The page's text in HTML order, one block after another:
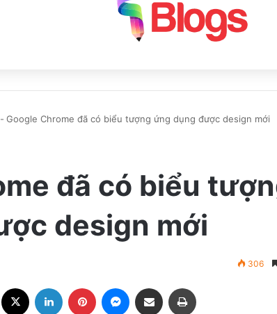
- Google Chrome đã có biểu tượng ứng dụng được design mới
đã có biểu
design mới
306
Facebook LinkedIn Pinterest Messenger
Share via Email